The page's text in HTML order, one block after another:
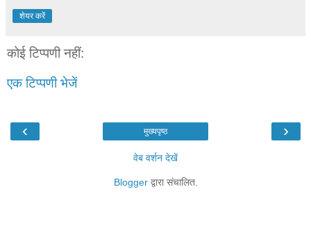
शेयर करें
कोई टिप्पणी नहीं:
एक टिप्पणी भेजें
‹ ›
मुख्यपृष्ठ
वेब वर्शन देखें
Bloggerद्वारा संचालित.